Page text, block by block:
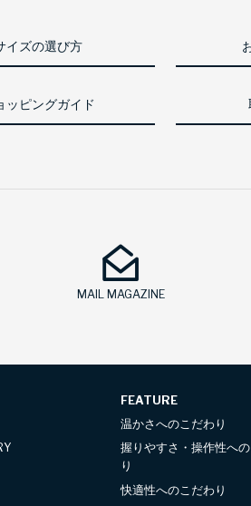
イズの選び方
ッピングガイド
MAIL MAGAZINE
FEATURE
温かさへのこだわり
握りやすさ・操作性へ
り
快適性へのこだわり